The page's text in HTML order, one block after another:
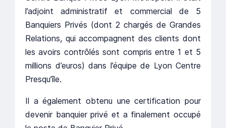
l’adjoint administratif et commercial de 5
Banquiers Privés (dont 2 chargés de Grandes
Relations, qui accompagnent des clients dont
les avoirs contrôlés sont compris entre 1 et 5
millions d’euros) dans l’équipe de Lyon Centre
Presqu’île.
Il a également obtenu une certification pour
devenir banquier privé et a finalement occupé